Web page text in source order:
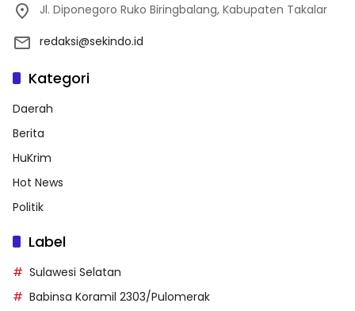
Jl. Diponegoro Ruko Biringbalang, Kabupaten Takalar
redaksi@sekindo.id
Kategori
Daerah
Berita
HuKrim
Hot News
Politik
Label
Sulawesi Selatan
Babinsa Koramil 2303/Pulomerak